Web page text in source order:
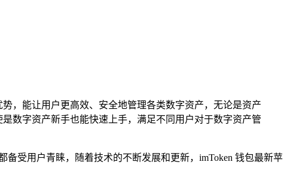
，能让用户更高效、安全地管理各类数字资产，无论是资产
数字资产新手也能快速上手，满足不同用户对于数字资产管
备受用户青睐，随着技术的不断发展和更新，imToken 钱包最新苹